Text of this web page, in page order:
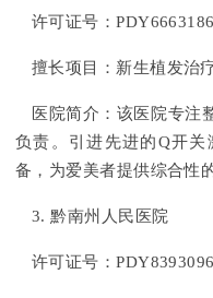
许可证号：
擅长项目：新生植发治
医院简介：该医院专注
负责。引进先进的Q开
备，为爱美者提供综合性
3. 黔南州人民医院
许可证号：